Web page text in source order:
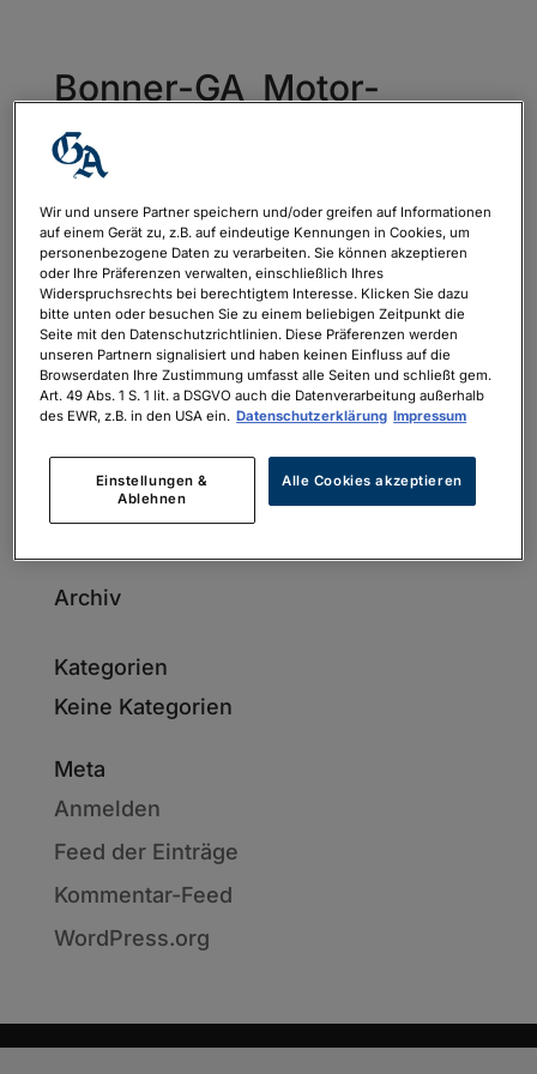
Bonner-GA_Motor-
Mania-
2024b_160x240mm_Dru
ck
vonphilipp.neubauer|Nov. 29, 2023
Bonner-GA_Motor-Mania-
2024b_160x240mm_Druck
Neueste Kommentare
Archiv
Kategorien
Keine Kategorien
Meta
Anmelden
Feed der Einträge
Kommentar-Feed
WordPress.org
Wir und unsere Partner speichern und/oder greifen auf Informationen
auf einem Gerät zu, z.B. auf eindeutige Kennungen in Cookies, um
personenbezogene Daten zu verarbeiten. Sie können akzeptieren
oder Ihre Präferenzen verwalten, einschließlich Ihres
Widerspruchsrechts bei berechtigtem Interesse. Klicken Sie dazu
bitte unten oder besuchen Sie zu einem beliebigen Zeitpunkt die
Seite mit den Datenschutzrichtlinien. Diese Präferenzen werden
unseren Partnern signalisiert und haben keinen Einfluss auf die
Browserdaten Ihre Zustimmung umfasst alle Seiten und schließt gem.
Art. 49 Abs. 1 S. 1 lit. a DSGVO auch die Datenverarbeitung außerhalb
des EWR, z.B. in den USA ein. Datenschutzerklärung Impressum
Einstellungen &
Ablehnen
Alle Cookies akzeptieren